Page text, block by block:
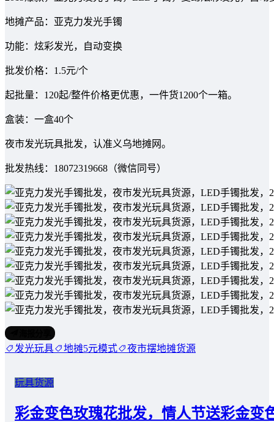
地摊产品：亚克力发光手镯
功能：炫彩发光，自动变换
批发价格：1.5元/个
起批量：120起/整件价格更优惠，一件货1200个一箱。
盒装：一盒40个
夜市发光玩具批发，认准义乌地摊网。
批发热线：18072319668（微信同号）
发光玩具 地摊5元模式 夜市摆地摊货源
玩具货源
彩金变色玫瑰花批发，情人节送彩金变